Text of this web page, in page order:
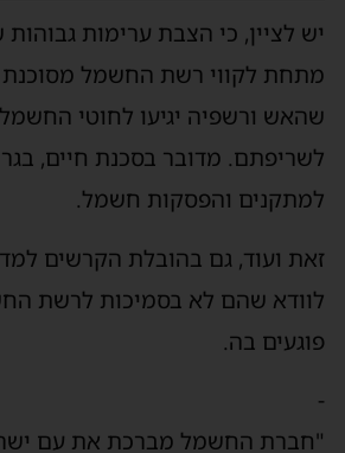
יש לציין, כי הצבת ערימות
מתחת לקווי רשת החשמל
שהאש ורשפיה יגיעו לחוטי החשמל
לשריפתם. מדובר בסכנת חיים,
למתקנים והפסקות חשמל.
זאת ועוד, גם בהובלת הקרשים
לוודא שהם לא בסמיכות לרשת
פוגעים בה.
-
"חברת החשמל מברכת את עם